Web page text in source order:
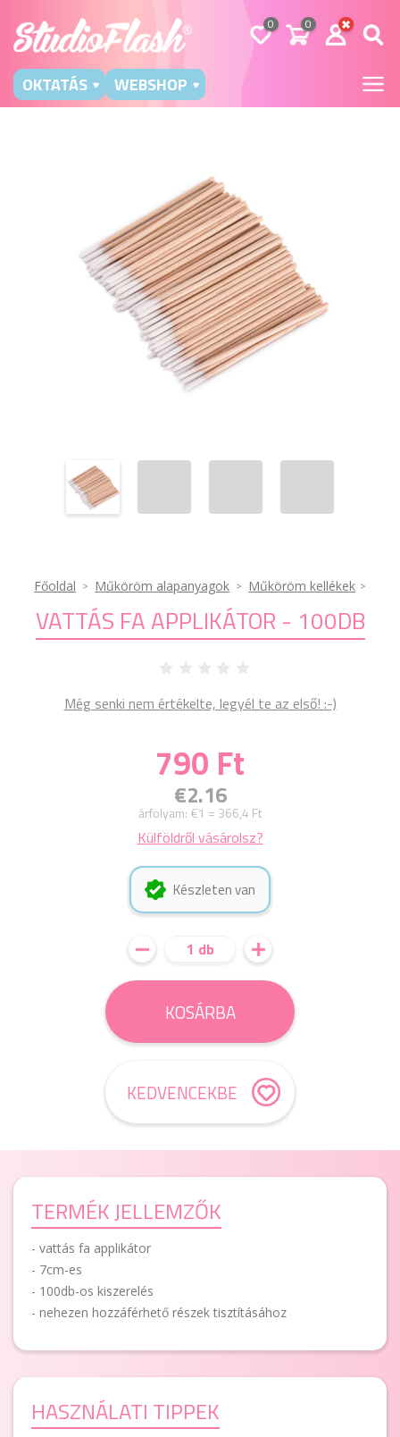
0 0
OKTATÁS WEBSHOP
Főoldal Műköröm alapanyagok Műköröm kellékek
VATTÁS FA APPLIKÁTOR - 100DB
Még senki nem értékelte, legyél te az első! :-)
790 Ft
€2.16
árfolyam: €1 = 366,4 Ft
Külföldről vásárolsz?
Készleten van
1 db
KOSÁRBA
KEDVENCEKBE
TERMÉK JELLEMZŐK
- vattás fa applikátor
- 7cm-es
- 100db-os kiszerelés
- nehezen hozzáférhető részek tisztításához
HASZNÁLATI TIPPEK